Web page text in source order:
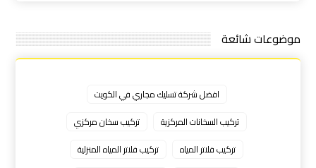
موضوعات شائعة
افضل شركة تسليك مجاري في الكويت
تركيب السخانات المركزية
تركيب سخان مركزي
تركيب فلاتر المياه
تركيب فلاتر المياه المنزلية